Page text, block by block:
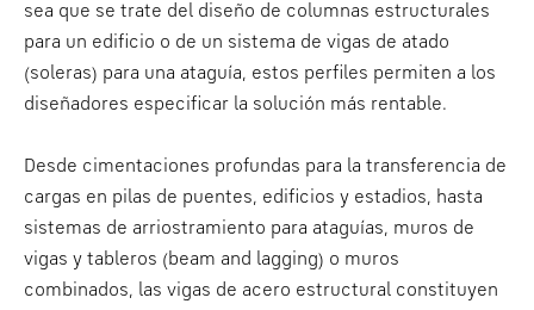
sea que se trate del diseño de columnas estructurales
para un edificio o de un sistema de vigas de atado
(soleras) para una ataguía, estos perfiles permiten a los
diseñadores especificar la solución más rentable.
Desde cimentaciones profundas para la transferencia de
cargas en pilas de puentes, edificios y estadios, hasta
sistemas de arriostramiento para ataguías, muros de
vigas y tableros (beam and lagging) o muros
combinados, las vigas de acero estructural constituyen